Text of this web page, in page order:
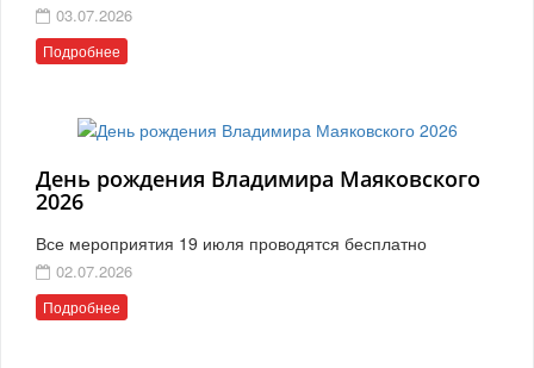
03.07.2026
Подробнее
День рождения Владимира Маяковского
2026
Все мероприятия 19 июля проводятся бесплатно
02.07.2026
Подробнее